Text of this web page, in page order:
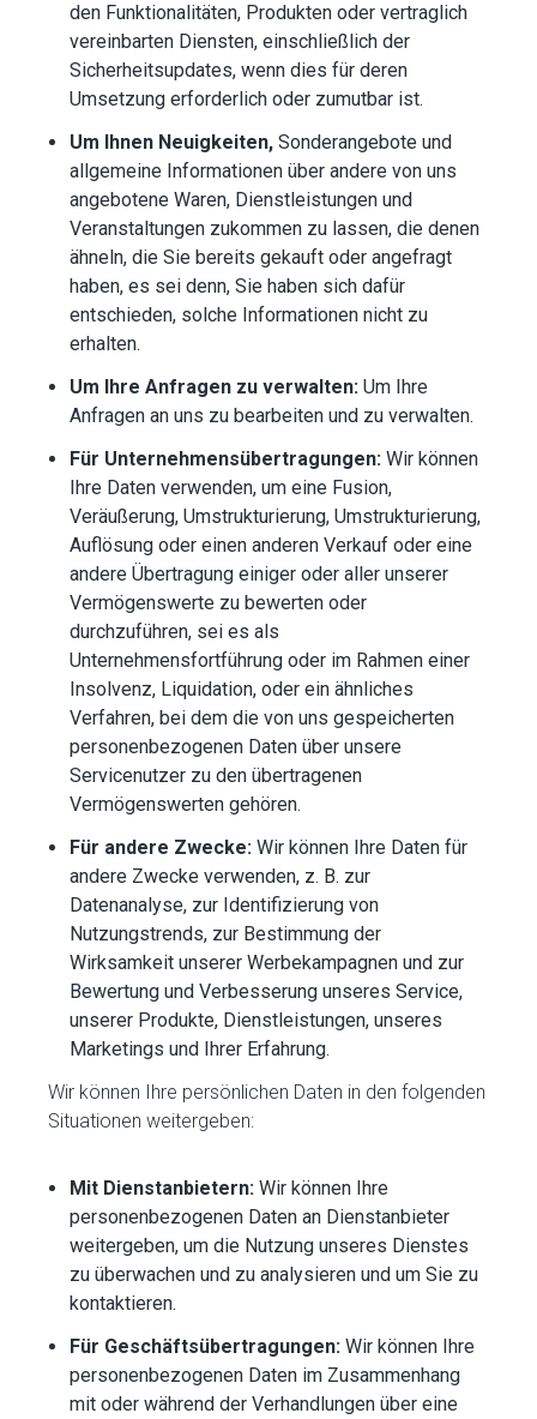
den Funktionalitäten, Produkten oder vertraglich
vereinbarten Diensten, einschließlich der
Sicherheitsupdates, wenn dies für deren
Umsetzung erforderlich oder zumutbar ist.
Um Ihnen Neuigkeiten, Sonderangebote und
allgemeine Informationen über andere von uns
angebotene Waren, Dienstleistungen und
Veranstaltungen zukommen zu lassen, die denen
ähneln, die Sie bereits gekauft oder angefragt
haben, es sei denn, Sie haben sich dafür
entschieden, solche Informationen nicht zu
erhalten.
Um Ihre Anfragen zu verwalten: Um Ihre
Anfragen an uns zu bearbeiten und zu verwalten.
Für Unternehmensübertragungen: Wir können
Ihre Daten verwenden, um eine Fusion,
Veräußerung, Umstrukturierung, Umstrukturierung,
Auflösung oder einen anderen Verkauf oder eine
andere Übertragung einiger oder aller unserer
Vermögenswerte zu bewerten oder
durchzuführen, sei es als
Unternehmensfortführung oder im Rahmen einer
Insolvenz, Liquidation, oder ein ähnliches
Verfahren, bei dem die von uns gespeicherten
personenbezogenen Daten über unsere
Servicenutzer zu den übertragenen
Vermögenswerten gehören.
Für andere Zwecke: Wir können Ihre Daten für
andere Zwecke verwenden, z. B. zur
Datenanalyse, zur Identifizierung von
Nutzungstrends, zur Bestimmung der
Wirksamkeit unserer Werbekampagnen und zur
Bewertung und Verbesserung unseres Service,
unserer Produkte, Dienstleistungen, unseres
Marketings und Ihrer Erfahrung.
Wir können Ihre persönlichen Daten in den folgenden
Situationen weitergeben:
Mit Dienstanbietern: Wir können Ihre
personenbezogenen Daten an Dienstanbieter
weitergeben, um die Nutzung unseres Dienstes
zu überwachen und zu analysieren und um Sie zu
kontaktieren.
Für Geschäftsübertragungen: Wir können Ihre
personenbezogenen Daten im Zusammenhang
mit oder während der Verhandlungen über eine